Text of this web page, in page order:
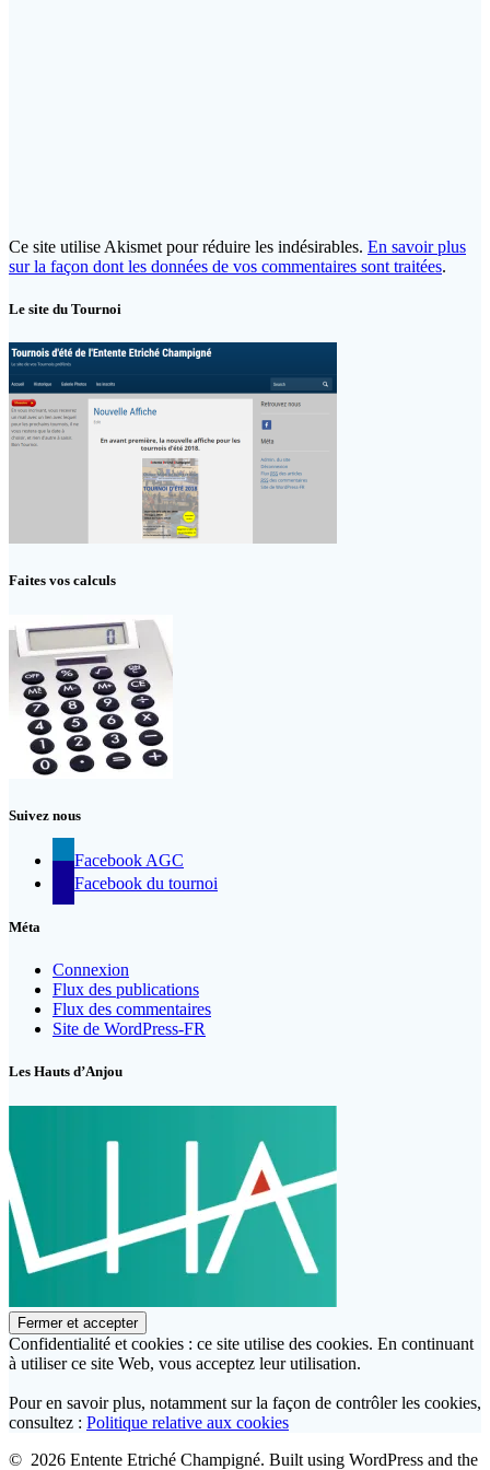
Ce site utilise Akismet pour réduire les indésirables. En savoir plus
sur la façon dont les données de vos commentaires sont traitées.
Le site du Tournoi
Faites vos calculs
Suivez nous
Facebook AGC
Facebook du tournoi
Méta
Connexion
Flux des publications
Flux des commentaires
Site de WordPress-FR
Les Hauts d’Anjou
Confidentialité et cookies : ce site utilise des cookies. En continuant
à utiliser ce site Web, vous acceptez leur utilisation.
Pour en savoir plus, notamment sur la façon de contrôler les cookies,
consultez : Politique relative aux cookies
© 2026 Entente Etriché Champigné. Built using WordPress and the